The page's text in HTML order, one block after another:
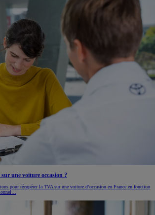
une voiture occasion ?
pour récupérer la TVA sur une voiture d’occasion en France en fonction